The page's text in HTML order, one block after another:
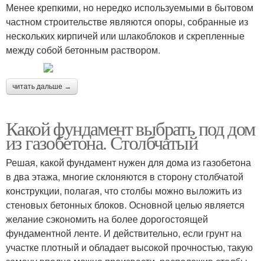
Менее крепкими, но нередко используемыми в бытовом
частном строительстве являются опоры, собранные из
нескольких кирпичей или шлакоблоков и скрепленные
между собой бетонным раствором.
читать дальше →
Какой фундамент выбрать под дом
из газобетона. Столбчатый
Решая, какой фундамент нужен для дома из газобетона
в два этажа, многие склоняются в сторону столбчатой
конструкции, полагая, что столбы можно выложить из
стеновых бетонных блоков. Основной целью является
желание сэкономить на более дорогостоящей
фундаментной ленте. И действительно, если грунт на
участке плотный и обладает высокой прочностью, такую